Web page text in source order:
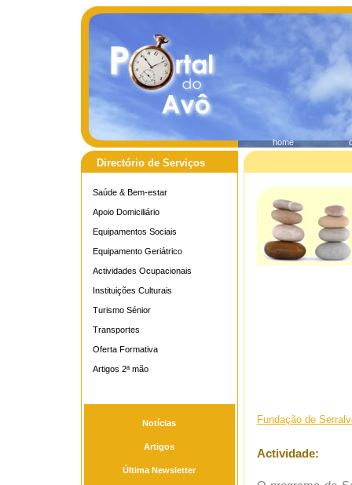
home
Directório de Serviços
Saúde & Bem-estar
Apoio Domiciliário
Equipamentos Sociais
Equipamento Geriátrico
Actividades Ocupacionais
Instituições Culturais
Turismo Sénior
Transportes
Oferta Formativa
Artigos 2ª mão
Notícias
Artigos
Última Newsletter
Fundação de
Actividade: